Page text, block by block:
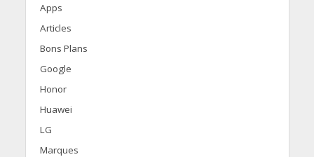
Apps
Articles
Bons Plans
Google
Honor
Huawei
LG
Marques